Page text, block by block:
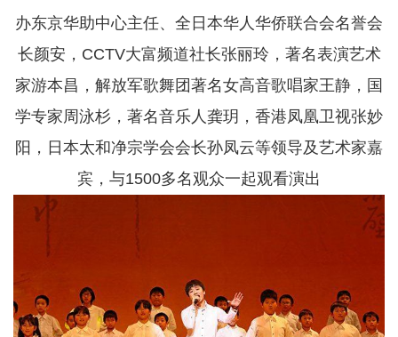
办东京华助中心主任、全日本华人华侨联合会名誉会
长颜安，CCTV大富频道社长张丽玲，著名表演艺术
家游本昌，解放军歌舞团著名女高音歌唱家王静，国
学专家周泳杉，著名音乐人龚玥，香港凤凰卫视张妙
阳，日本太和净宗学会会长孙凤云等领导及艺术家嘉
宾，与1500多名观众一起观看演出